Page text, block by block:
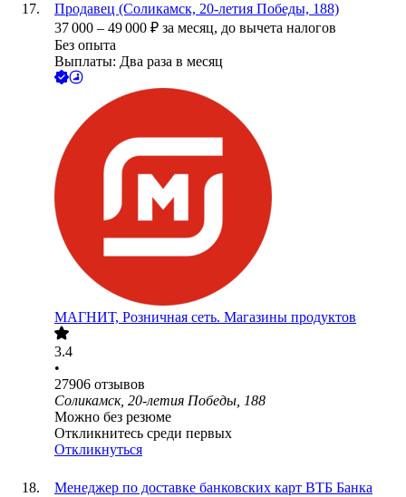
Продавец (Соликамск, 20-летия Победы, 188)
37 000 – 49 000 ₽ за месяц, до вычета налогов
Без опыта
Выплаты: Два раза в месяц
МАГНИТ, Розничная сеть. Магазины продуктов
3.4
•
27906 отзывов
Соликамск, 20-летия Победы, 188
Можно без резюме
Откликнитесь среди первых
Откликнуться
Менеджер по доставке банковских карт ВТБ Банка